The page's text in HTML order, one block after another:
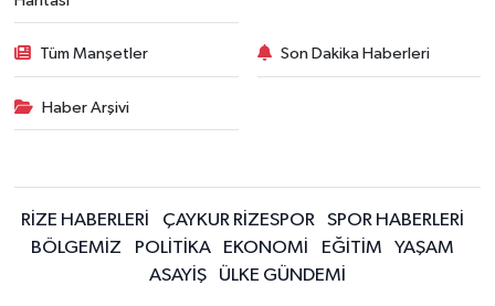
Tüm Manşetler Son Dakika Haberleri
Haber Arşivi
RİZE HABERLERİ ÇAYKUR RİZESPOR
SPOR HABERLERİ
BÖLGEMİZ
POLİTİKA EKONOMİ EĞİTİM
YAŞAM
ASAYİŞ
ÜLKE GÜNDEMİ